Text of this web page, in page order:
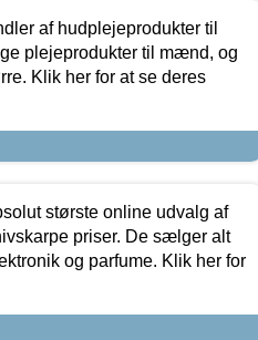
af hudplejeprodukter til
plejeprodukter til mænd, og
Klik her for at se deres
største online udvalg af
priser. De sælger alt
og parfume. Klik her for